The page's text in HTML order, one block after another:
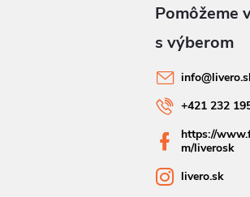
info@
+421 232
https://
m/liverosk
livero.sk